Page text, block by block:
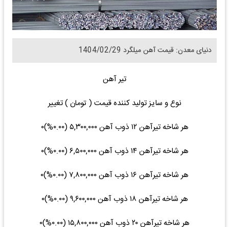
دنیای معدن: قیمت آهن میلگرد 1404/02/29
تیر آهن
نوع و سایز تولید کننده قیمت ( تومان ) تغییر
هر شاخه تیرآهن ۱۲ ذوب آهن ۵,۳۰۰,۰۰۰ (۰.۰۰%)۰
هر شاخه تیرآهن ۱۴ ذوب آهن ۶,۵۰۰,۰۰۰ (۰.۰۰%)۰
هر شاخه تیرآهن ۱۶ ذوب آهن ۷,۸۰۰,۰۰۰ (۰.۰۰%)۰
هر شاخه تیرآهن ۱۸ ذوب آهن ۹,۶۰۰,۰۰۰ (۰.۰۰%)۰
هر شاخه تیرآهن ۲۰ ذوب آهن ۱۵,۸۰۰,۰۰۰ (۰.۰۰%)۰